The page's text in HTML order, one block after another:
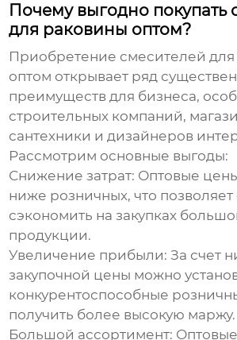
Почему выгодно покупать
для раковины оптом?
Приобретение смесителей
оптом открывает ряд
преимуществ для бизнеса,
строительных компаний,
сантехники и дизайнеров
Рассмотрим основные выгоды:
Снижение затрат: Оптовые
ниже розничных, что
сэкономить на закупках
продукции.
Увеличение прибыли: За счет
закупочной цены можно
конкурентоспособные
получить более высокую маржу.
Большой ассортимент: